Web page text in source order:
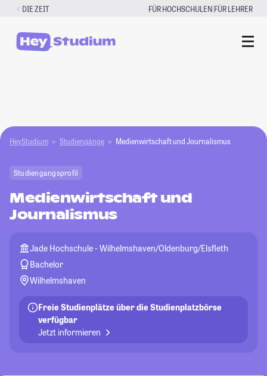
Zum
springen
DIE ZEIT FÜR HOCHSCHULEN|FÜR LEHRER
HeyStudium Studiengänge Medienwirtschaft und Journalismus
Studiengangsprofil
Medienwirtschaft und
Journalismus
Jade Hochschule - Wilhelmshaven/Oldenburg/Elsfleth
Bachelor
Wilhelmshaven
Freie Studienplätze über die Studienplatzbörse
verfügbar
Jetzt informieren